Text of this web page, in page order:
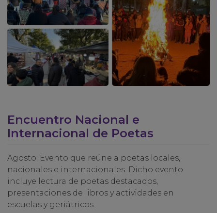
Encuentro Nacional e
Internacional de Poetas
Agosto. Evento que reúne a poetas locales,
nacionales e internacionales. Dicho evento
incluye lectura de poetas destacados,
presentaciones de libros y actividades en
escuelas y geriátricos.